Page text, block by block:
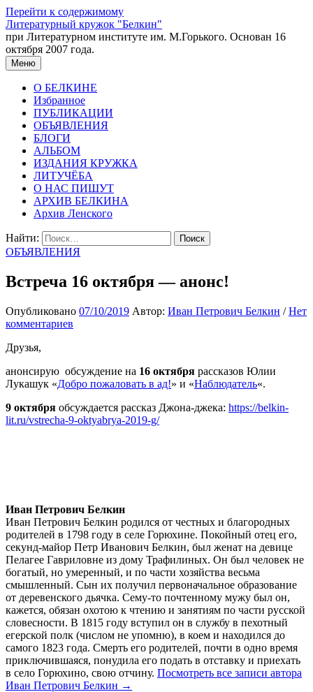
Перейти к содержимому
Литературный кружок "Белкин"
при Литературном институте им. М.Горького. Основан 16
октября 2007 года.
Меню
О БЕЛКИНЕ
Избранное
ПУБЛИКАЦИИ
ОБЪЯВЛЕНИЯ
БЛОГИ
АЛЬБОМ
ИЗДАНИЯ КРУЖКА
ЛИТУЧЁБА
О НАС ПИШУТ
АРХИВ БЕЛКИНА
Архив Ленского
Найти:
ОБЪЯВЛЕНИЯ
Встреча 16 октября — анонс!
Опубликовано 07/10/2019 Автор: Иван Петрович Белкин /Нет
комментариев
Друзья,
анонсирую обсуждение на 16 октября рассказов Юлии
Лукашук «Добро пожаловать в ад!» и «Наблюдатель«.
9 октября обсуждается рассказ Джона-джека: https://belkin-
lit.ru/vstrecha-9-oktyabrya-2019-g/
Иван Петрович Белкин
Иван Петрович Белкин родился от честных и благородных
родителей в 1798 году в селе Горюхине. Покойный отец его,
секунд-майор Петр Иванович Белкин, был женат на девице
Пелагее Гавриловне из дому Трафилиных. Он был человек не
богатый, но умеренный, и по части хозяйства весьма
смышленный. Сын их получил первоначальное образование
от деревенского дьячка. Сему-то почтенному мужу был он,
кажется, обязан охотою к чтению и занятиям по части русской
словесности. В 1815 году вступил он в службу в пехотный
егерской полк (числом не упомню), в коем и находился до
самого 1823 года. Смерть его родителей, почти в одно время
приключившаяся, понудила его подать в отставку и приехать
в село Горюхино, свою отчину. Посмотреть все записи автора
Иван Петрович Белкин →